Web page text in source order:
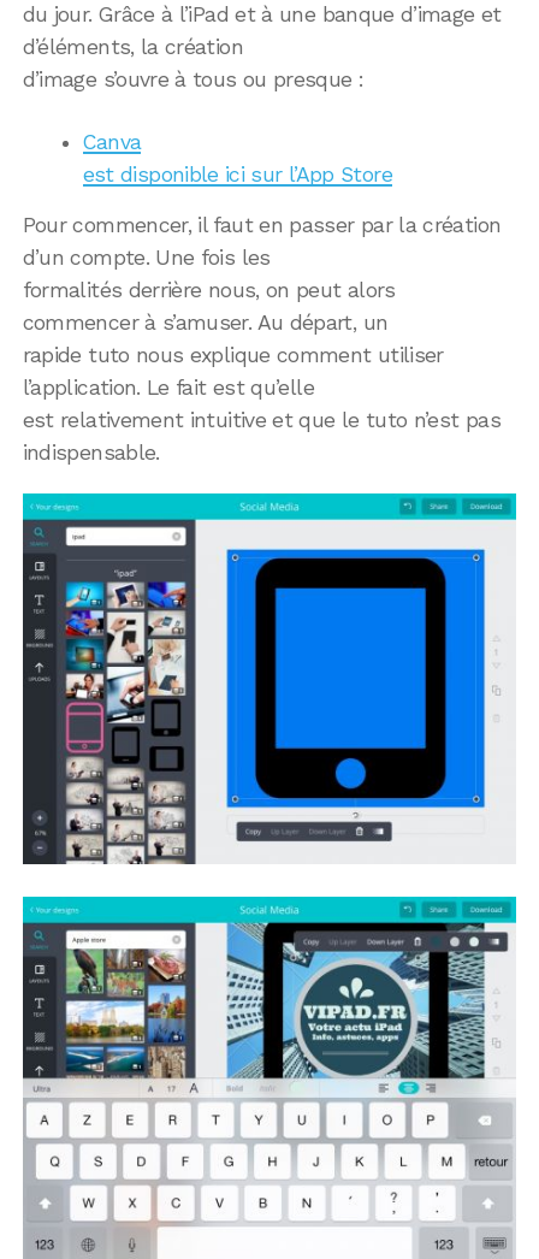
du jour. Grâce à l’iPad et à une banque d’image et
d’éléments, la création
d’image s’ouvre à tous ou presque :
Canva
est disponible ici sur l’App Store
Pour commencer, il faut en passer par la création
d’un compte. Une fois les
formalités derrière nous, on peut alors
commencer à s’amuser. Au départ, un
rapide tuto nous explique comment utiliser
l’application. Le fait est qu’elle
est relativement intuitive et que le tuto n’est pas
indispensable.